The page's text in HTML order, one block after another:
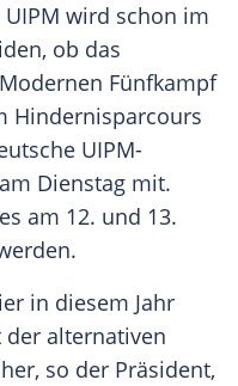
UIPM wird schon im
ob das
Fünfkampf
Hindernisparcours
UIPM-
Dienstag mit.
am 12. und 13.
in diesem Jahr
alternativen
so der Präsident,